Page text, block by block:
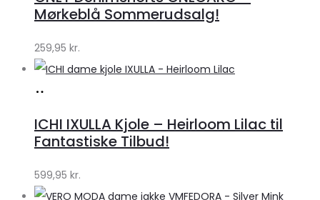
Klædeskabet.dk
Mørkeblå Sommerudsalg!
259,95 kr.
Klædeskabet.dk
ICHI IXULLA Kjole – Heirloom Lilac til
Fantastiske Tilbud!
599,95 kr.